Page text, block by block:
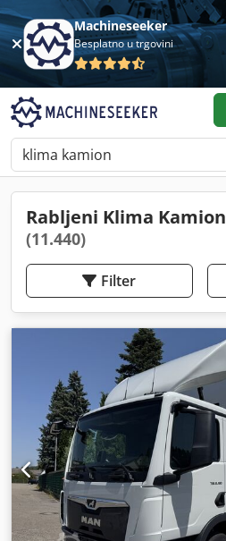
Machineseeker
Besplatno u trgovini
Rabljeni Klima
(11.440)
Filter